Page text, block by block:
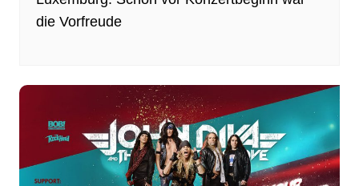
die Vorfreude